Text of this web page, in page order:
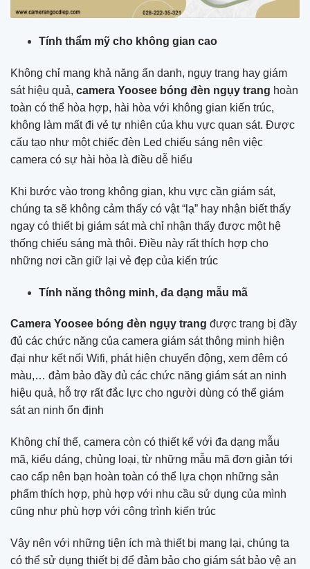
Tính thẩm mỹ cho không gian cao
Không chỉ mang khả năng ẩn danh, ngụy trang hay giám
sát hiệu quả, camera Yoosee bóng đèn ngụy trang hoàn
toàn có thể hòa hợp, hài hòa với không gian kiến trúc,
không làm mất đi vẻ tự nhiên của khu vực quan sát. Được
cấu tạo như một chiếc đèn Led chiếu sáng nên việc
camera có sự hài hòa là điều dễ hiểu
Khi bước vào trong không gian, khu vực cần giám sát,
chúng ta sẽ không cảm thấy có vật “lạ” hay nhận biết thấy
ngay có thiết bị giám sát mà chỉ nhận thấy được một hệ
thống chiếu sáng mà thôi. Điều này rất thích hợp cho
những nơi cần giữ lại vẻ đẹp của kiến trúc
Tính năng thông minh, đa dạng mẫu mã
Camera Yoosee bóng đèn ngụy trang được trang bị đầy
đủ các chức năng của camera giám sát thông minh hiện
đại như kết nối Wifi, phát hiện chuyển động, xem đêm có
màu,… đảm bảo đầy đủ các chức năng giám sát an ninh
hiệu quả, hỗ trợ rất đắc lực cho người dùng có thể giám
sát an ninh ổn định
Không chỉ thế, camera còn có thiết kế với đa dạng mẫu
mã, kiểu dáng, chủng loại, từ những mẫu mã đơn giản tới
cao cấp nên bạn hoàn toàn có thể lựa chọn những sản
phẩm thích hợp, phù hợp với nhu cầu sử dụng của mình
cũng như phù hợp với công trình kiến trúc
Vậy nên với những tiện ích mà thiết bị mang lại, chúng ta
có thể sử dụng thiết bị để đảm bảo cho giám sát bảo vệ an